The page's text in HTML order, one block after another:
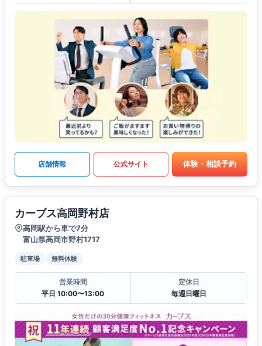
店舗情報 公式サイト 体験・相談予約
カーブス高岡野村店
高岡駅から車で7分
富山県高岡市野村1717
駐車場 無料体験
営業時間
平日 10:00〜13:00
定休日
毎週日曜日